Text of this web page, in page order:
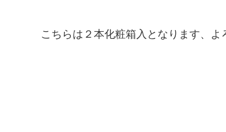
こちらは２本化粧箱入となります、よ